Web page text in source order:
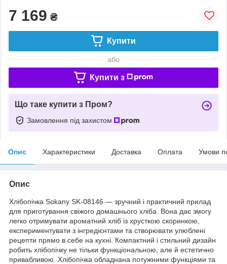
7 169 ₴
Купити
або
Купити з
Що таке купити з Пром?
Замовлення під захистом
Опис Характеристики Доставка Оплата Умови
Опис
Хлібопічка Sokany SK-08146 — зручний і практичний прилад
для приготування свіжого домашнього хліба. Вона дає змогу
легко отримувати ароматний хліб із хрусткою скоринкою,
експериментувати з інгредієнтами та створювати улюблені
рецепти прямо в себе на кухні. Компактний і стильний дизайн
робить хлібопічку не тільки функціональною, але й естетично
привабливою. Хлібопічка обладнана потужними функціями та